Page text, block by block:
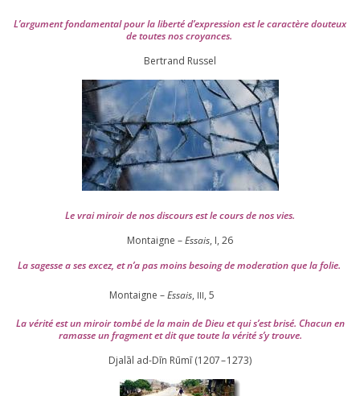
L’argument fon­da­men­tal pour la liber­té d’expression est le carac­tère dou­teux
de toutes nos croyances.
Ber­trand Russel
Le vrai miroir de nos dis­cours est le cours de nos vies.
Montaigne –Essais, I, 26
La sagesse a ses excez, et n’a pas moins besoing de mode­ra­tion que la folie.
Montaigne –Essais, III, 5
La véri­té est un miroir tom­bé de la main de Dieu et qui s’est bri­sé. Chacun en
ramasse un frag­ment et dit que toute la véri­té s’y trouve.
Djalāl ad-Dīn Rūmī (1207–1273)